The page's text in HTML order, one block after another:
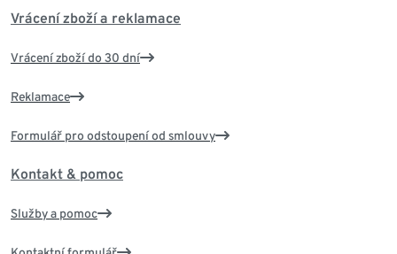
Vrácení zboží a reklamace
Vrácení zboží do 30 dní
Reklamace
Formulář pro odstoupení od smlouvy
Kontakt & pomoc
Služby a pomoc